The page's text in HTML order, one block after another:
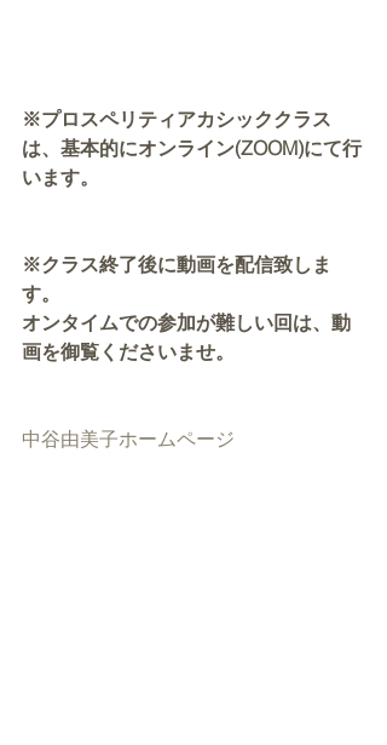
※プロスペリティアカシッククラス
は、基本的にオンライン(ZOOM)にて行
います。
※クラス終了後に動画を配信致しま
す。
オンタイムでの参加が難しい回は、動
画を御覧くださいませ。
中谷由美子ホームページ